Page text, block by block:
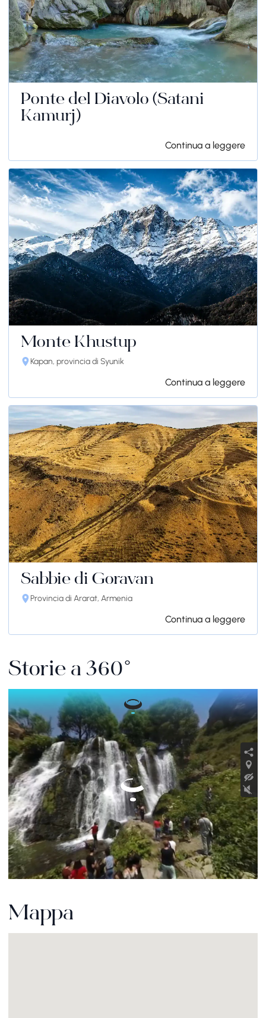
Ponte del Diavolo (Satani
Kamurj)
Continua a leggere
Monte Khustup
Kapan, provincia di Syunik
Continua a leggere
Sabbie di Goravan
Provincia di Ararat, Armenia
Continua a leggere
Storie a 360°
Mappa